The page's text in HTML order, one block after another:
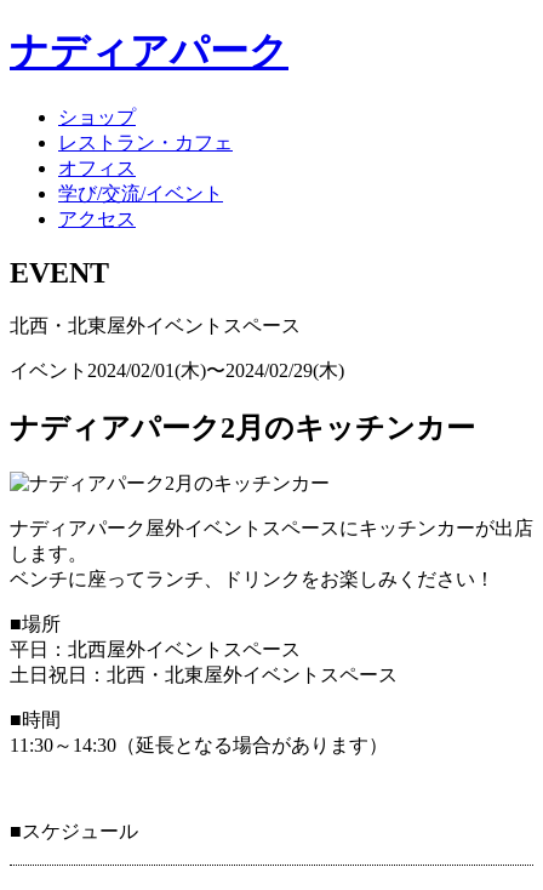
ナディアパーク
ショップ
レストラン・カフェ
オフィス
学び/交流/イベント
アクセス
EVENT
北西・北東屋外イベントスペース
イベント 2024/02/01(木)〜2024/02/29(木)
ナディアパーク2月のキッチンカー
ナディアパーク屋外イベントスペースにキッチンカーが出店
します。
ベンチに座ってランチ、ドリンクをお楽しみください！
■場所
平日：北西屋外イベントスペース
土日祝日：北西・北東屋外イベントスペース
■時間
11:30～14:30（延長となる場合があります）
■スケジュール